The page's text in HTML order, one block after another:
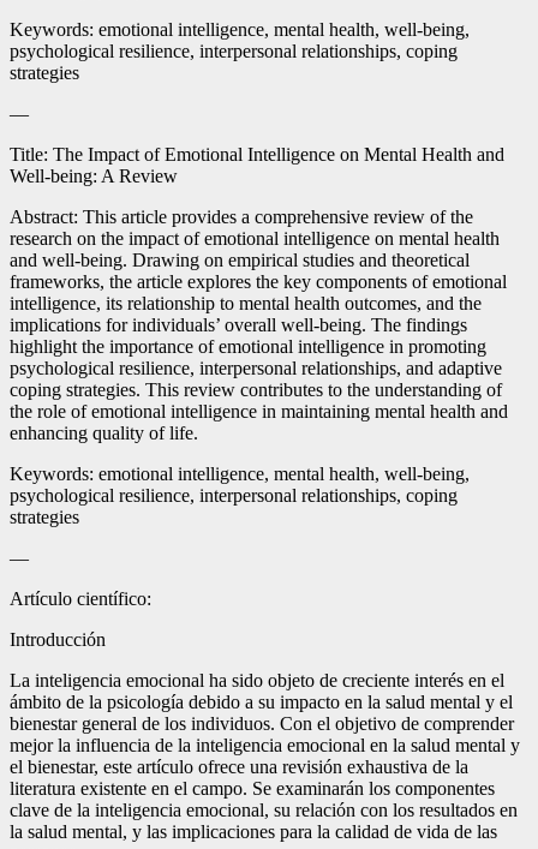
Keywords: emotional intelligence, mental health, well-being,
psychological resilience, interpersonal relationships, coping
strategies
—
Title: The Impact of Emotional Intelligence on Mental Health and
Well-being: A Review
Abstract: This article provides a comprehensive review of the
research on the impact of emotional intelligence on mental health
and well-being. Drawing on empirical studies and theoretical
frameworks, the article explores the key components of emotional
intelligence, its relationship to mental health outcomes, and the
implications for individuals’ overall well-being. The findings
highlight the importance of emotional intelligence in promoting
psychological resilience, interpersonal relationships, and adaptive
coping strategies. This review contributes to the understanding of
the role of emotional intelligence in maintaining mental health and
enhancing quality of life.
Keywords: emotional intelligence, mental health, well-being,
psychological resilience, interpersonal relationships, coping
strategies
—
Artículo científico:
Introducción
La inteligencia emocional ha sido objeto de creciente interés en el
ámbito de la psicología debido a su impacto en la salud mental y el
bienestar general de los individuos. Con el objetivo de comprender
mejor la influencia de la inteligencia emocional en la salud mental y
el bienestar, este artículo ofrece una revisión exhaustiva de la
literatura existente en el campo. Se examinarán los componentes
clave de la inteligencia emocional, su relación con los resultados en
la salud mental, y las implicaciones para la calidad de vida de las